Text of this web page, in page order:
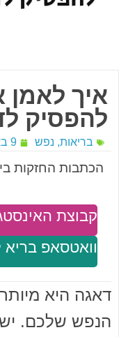
איך
להפסיק
בריאות, נפש 9 באפריל 2017
הכתבות החזקות
וואטסאפ
קבוצת
דאגה היא
הנפש שלכם. יש